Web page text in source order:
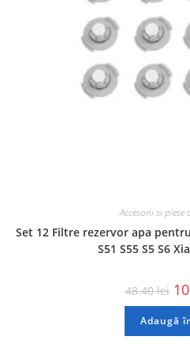
Accesorii si
Set 12 Filtre rezervor apa
S51 S55 S5 S6
48.40lei
Adaugă